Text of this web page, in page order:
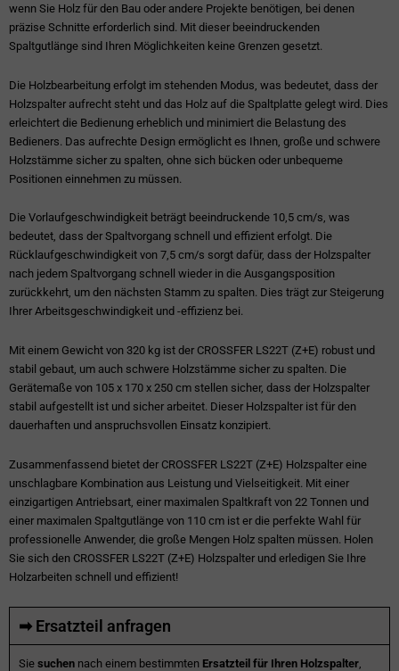
wenn Sie Holz für den Bau oder andere Projekte benötigen, bei denen
präzise Schnitte erforderlich sind. Mit dieser beeindruckenden
Spaltgutlänge sind Ihren Möglichkeiten keine Grenzen gesetzt.
Die Holzbearbeitung erfolgt im stehenden Modus, was bedeutet, dass der
Holzspalter aufrecht steht und das Holz auf die Spaltplatte gelegt wird. Dies
erleichtert die Bedienung erheblich und minimiert die Belastung des
Bedieners. Das aufrechte Design ermöglicht es Ihnen, große und schwere
Holzstämme sicher zu spalten, ohne sich bücken oder unbequeme
Positionen einnehmen zu müssen.
Die Vorlaufgeschwindigkeit beträgt beeindruckende 10,5 cm/s, was
bedeutet, dass der Spaltvorgang schnell und effizient erfolgt. Die
Rücklaufgeschwindigkeit von 7,5 cm/s sorgt dafür, dass der Holzspalter
nach jedem Spaltvorgang schnell wieder in die Ausgangsposition
zurückkehrt, um den nächsten Stamm zu spalten. Dies trägt zur Steigerung
Ihrer Arbeitsgeschwindigkeit und -effizienz bei.
Mit einem Gewicht von 320 kg ist der CROSSFER LS22T (Z+E) robust und
stabil gebaut, um auch schwere Holzstämme sicher zu spalten. Die
Gerätemaße von 105 x 170 x 250 cm stellen sicher, dass der Holzspalter
stabil aufgestellt ist und sicher arbeitet. Dieser Holzspalter ist für den
dauerhaften und anspruchsvollen Einsatz konzipiert.
Zusammenfassend bietet der CROSSFER LS22T (Z+E) Holzspalter eine
unschlagbare Kombination aus Leistung und Vielseitigkeit. Mit einer
einzigartigen Antriebsart, einer maximalen Spaltkraft von 22 Tonnen und
einer maximalen Spaltgutlänge von 110 cm ist er die perfekte Wahl für
professionelle Anwender, die große Mengen Holz spalten müssen. Holen
Sie sich den CROSSFER LS22T (Z+E) Holzspalter und erledigen Sie Ihre
Holzarbeiten schnell und effizient!
➡ Ersatzteil anfragen
Sie suchen nach einem bestimmten Ersatzteil für Ihren Holzspalter